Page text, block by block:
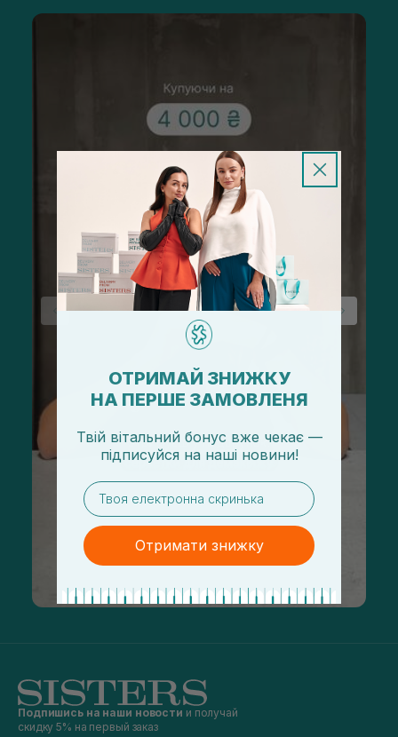
Подпишись на наши новости и получай
скидку 5% на первый заказ
ОТРИМАЙ ЗНИЖКУ
НА ПЕРШЕ ЗАМОВЛЕНЯ
Твій вітальний бонус вже чекає —
підписуйся на наші новини!
email
Отримати знижку